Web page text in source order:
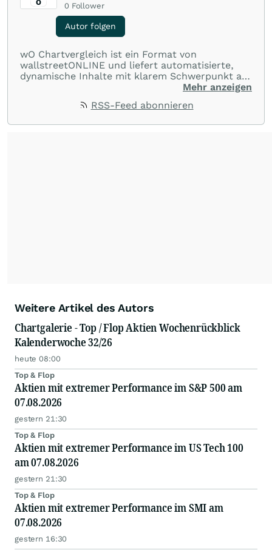
0 Follower
Autor folgen
wO Chartvergleich ist ein Format von
wallstreetONLINE und liefert automatisierte,
dynamische Inhalte mit klarem Schwerpunkt auf
Charts und Performance-Vergleiche. Im Fokus
Kursverläufe einer breiten Auswahl an Aktien
Mehr anzeigen
RSS-Feed abonnieren
Weitere Artikel des Autors
Chartgalerie - Top / Flop Aktien Wochenrückblick
Kalenderwoche 32/26
heute 08:00
Top & Flop
Aktien mit extremer Performance im S&P 500 am
07.08.2026
gestern 21:30
Top & Flop
Aktien mit extremer Performance im US Tech 100
am 07.08.2026
gestern 21:30
Top & Flop
Aktien mit extremer Performance im SMI am
07.08.2026
gestern 16:30